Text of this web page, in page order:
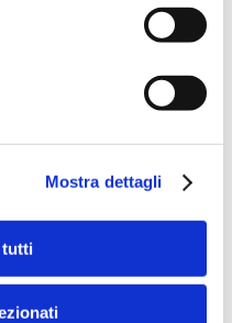
Mostra dettagli
tutti